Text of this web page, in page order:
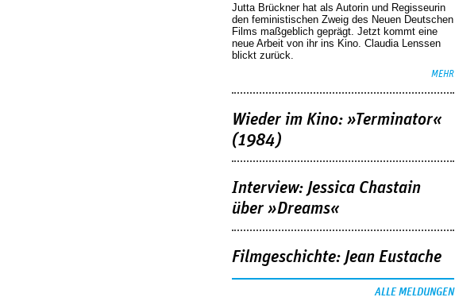
Jutta Brückner hat als Autorin und Regisseurin
den feministischen Zweig des Neuen Deutschen
Films maßgeblich geprägt. Jetzt kommt eine
neue Arbeit von ihr ins Kino. Claudia Lenssen
blickt zurück.
MEHR
Wieder im Kino: »Terminator«
(1984)
Interview: Jessica Chastain
über »Dreams«
Filmgeschichte: Jean Eustache
ALLE MELDUNGEN